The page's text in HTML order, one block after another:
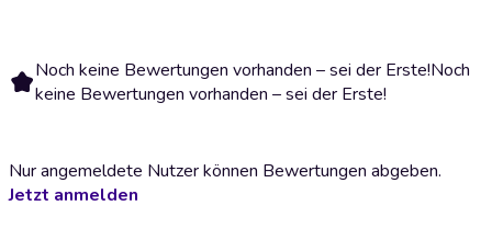
Noch keine Bewertungen vorhanden – sei der Erste!Noch
keine Bewertungen vorhanden – sei der Erste!
Nur angemeldete Nutzer können Bewertungen abgeben.
Jetzt anmelden